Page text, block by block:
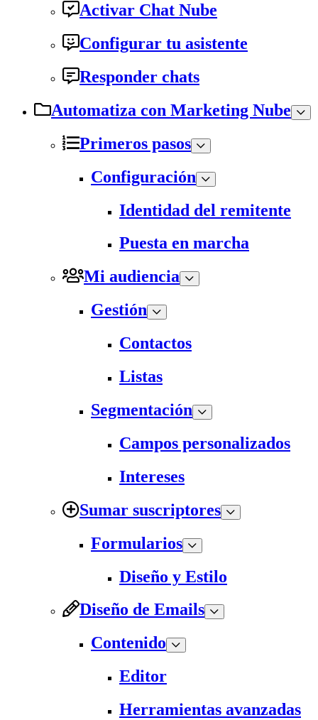
Activar Chat Nube
Configurar tu asistente
Responder chats
Automatiza con Marketing Nube
Primeros pasos
Configuración
Identidad del remitente
Puesta en marcha
Mi audiencia
Gestión
Contactos
Listas
Segmentación
Campos personalizados
Intereses
Sumar suscriptores
Formularios
Diseño y Estilo
Diseño de Emails
Contenido
Editor
Herramientas avanzadas